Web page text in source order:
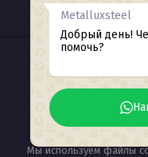
© 2025
Мы используем файлы
Metalluxsteel
Добрый день!
помочь?